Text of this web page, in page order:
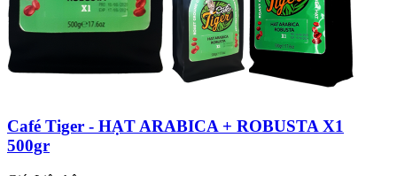
Café Tiger - HẠT ARABICA + ROBUSTA X1
500gr